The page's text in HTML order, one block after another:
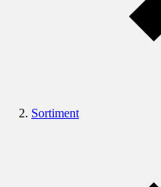
Sortiment